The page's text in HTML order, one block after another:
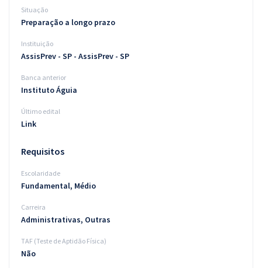
Questões grátis
Blog
Aprovados
Atendimento
Situação
Preparação a longo prazo
Instituição
AssisPrev - SP - AssisPrev - SP
Banca anterior
Instituto Águia
Último edital
Link
Requisitos
Escolaridade
Fundamental, Médio
Carreira
Administrativas, Outras
TAF (Teste de Aptidão Física)
Não